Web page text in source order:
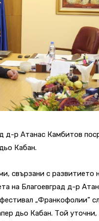
д-р Атанас Камбитов
Кабан.
свързани с развитието
на Благоевград д-р
„Франкофолии”
дьо Кабан. Той